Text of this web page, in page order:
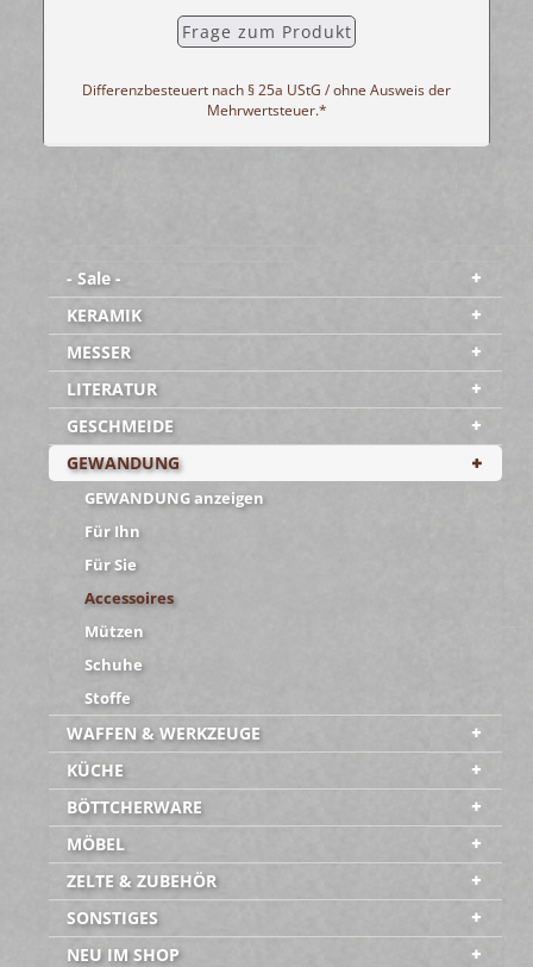
Frage zum Produkt
Differenzbesteuert nach § 25a UStG / ohne Ausweis der
Mehrwertsteuer.*
- Sale -
KERAMIK
MESSER
LITERATUR
GESCHMEIDE
GEWANDUNG
GEWANDUNG anzeigen
Für Ihn
Für Sie
Accessoires
Mützen
Schuhe
Stoffe
WAFFEN & WERKZEUGE
KÜCHE
BÖTTCHERWARE
MÖBEL
ZELTE & ZUBEHÖR
SONSTIGES
NEU IM SHOP